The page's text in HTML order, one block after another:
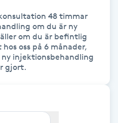
48 timmar
om du är ny
om du är befintlig
oss på 6 månader,
ny injektionsbehandling
gjort.